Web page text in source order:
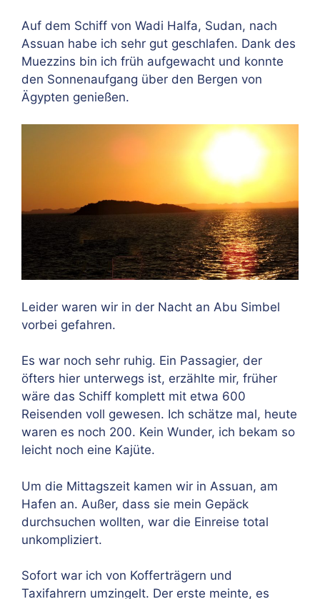
Auf dem Schiff von Wadi Halfa, Sudan, nach
Assuan habe ich sehr gut geschlafen. Dank des
Muezzins bin ich früh aufgewacht und konnte
den Sonnenaufgang über den Bergen von
Ägypten genießen.
Leider waren wir in der Nacht an Abu Simbel
vorbei gefahren.
Es war noch sehr ruhig. Ein Passagier, der
öfters hier unterwegs ist, erzählte mir, früher
wäre das Schiff komplett mit etwa 600
Reisenden voll gewesen. Ich schätze mal, heute
waren es noch 200. Kein Wunder, ich bekam so
leicht noch eine Kajüte.
Um die Mittagszeit kamen wir in Assuan, am
Hafen an. Außer, dass sie mein Gepäck
durchsuchen wollten, war die Einreise total
unkompliziert.
Sofort war ich von Kofferträgern und
Taxifahrern umzingelt. Der erste meinte, es